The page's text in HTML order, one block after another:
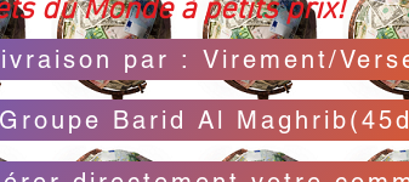
du Monde à petits prix!
par : Virement/
Barid Al